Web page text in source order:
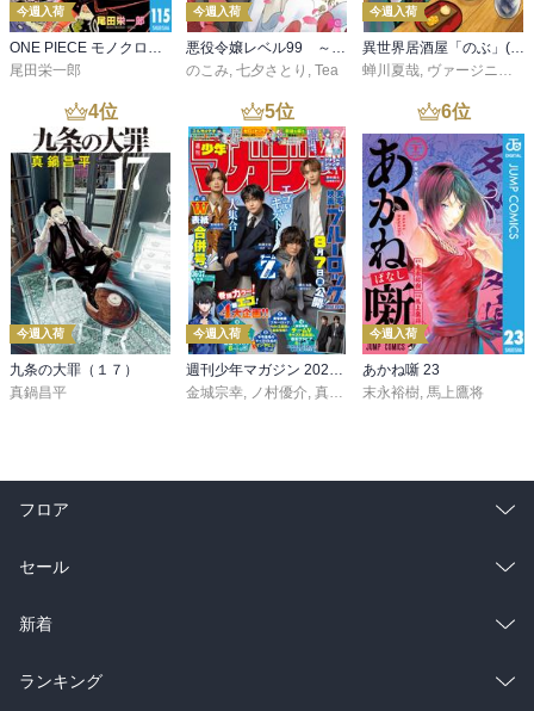
今週入荷
ONE PIECE モノクロ版 115
尾田栄一郎
今週入荷
悪役令嬢レベル99 ～私は裏ボスですが魔王ではありません～ その６
のこみ, 七夕さとり , Tea
今週入荷
異世界居酒屋「のぶ」(22)
蝉川夏哉, ヴァージニア二等兵
4位
今週入荷
九条の大罪（１７）
真鍋昌平
5位
今週入荷
金城宗幸
ノ村優介 真島ヒロ ,宮島礼吏, 新川直司
6位
今週入荷
あかね噺 23
末永裕樹 馬上鷹将
フロア
総合
ラノベ
雑誌・グラビア
セール
総合
ラノベ
新着
総合
ランキング